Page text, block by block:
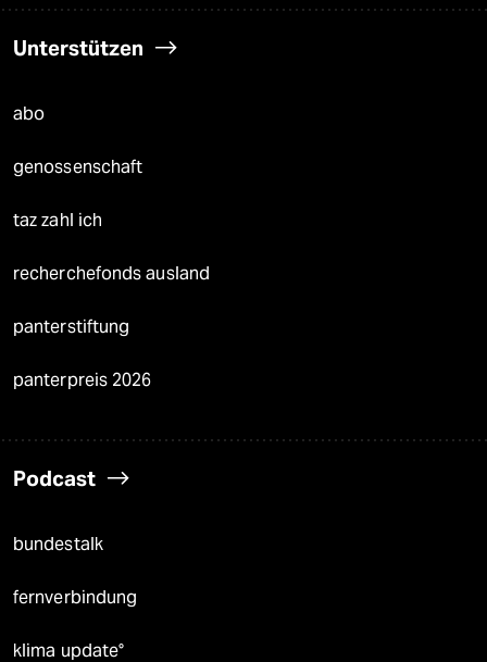
Unterstützen
abo
genossenschaft
taz zahl ich
recherchefonds ausland
panterstiftung
panterpreis 2026
Podcast
bundestalk
fernverbindung
klima update°